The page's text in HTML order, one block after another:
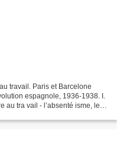
travail. Paris et Barcelone
espagnole, 1936-1938. I.
au tra vail - l’absenté isme, les